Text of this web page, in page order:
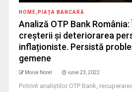
HOME PIAŢA BANCARĂ
Analiză OTP Bank
creșterii și deteriorarea
inflaționiste. Persistă
gemene
Moise Norel iunie 23, 2022
Potrivit analiștilor OTP Bank,